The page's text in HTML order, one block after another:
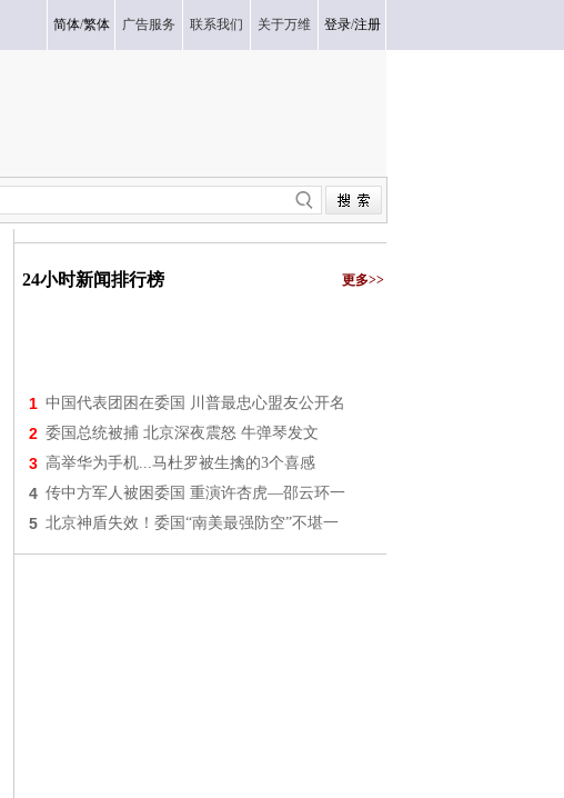
简体/繁体 广告服务 联系我们 关于万维 登录/注册
24小时新闻排行榜 更多>>
1 中国代表团困在委国 川普最忠心盟友公开名
2 委国总统被捕 北京深夜震怒 牛弹琴发文
3 高举华为手机...马杜罗被生擒的3个喜感
4 传中方军人被困委国 重演许杏虎—邵云环一
5 北京神盾失效！委国“南美最强防空”不堪一